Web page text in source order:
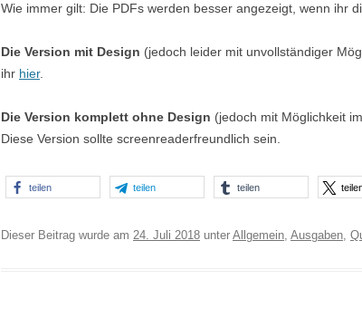
Wie immer gilt: Die PDFs werden besser angezeigt, wenn ihr
Die Version mit Design (jedoch leider mit unvollständiger
ihr hier.
Die Version komplett ohne Design (jedoch mit Möglichkeit
Diese Version sollte screenreaderfreundlich sein.
teilen teilen teilen
Dieser Beitrag wurde am 24. Juli 2018 unter Allgemein, Ausgaben,